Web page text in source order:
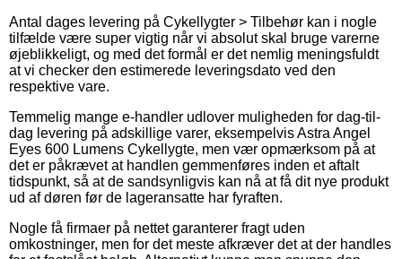
Antal dages levering på Cykellygter > Tilbehør kan i nogle
tilfælde være super vigtig når vi absolut skal bruge varerne
øjeblikkeligt, og med det formål er det nemlig meningsfuldt
at vi checker den estimerede leveringsdato ved den
respektive vare.
Temmelig mange e-handler udlover muligheden for dag-til-
dag levering på adskillige varer, eksempelvis Astra Angel
Eyes 600 Lumens Cykellygte, men vær opmærksom på at
det er påkrævet at handlen gemmenføres inden et aftalt
tidspunkt, så at de sandsynligvis kan nå at få dit nye produkt
ud af døren før de lageransatte har fyraften.
Nogle få firmaer på nettet garanterer fragt uden
omkostninger, men for det meste afkræver det at der handles